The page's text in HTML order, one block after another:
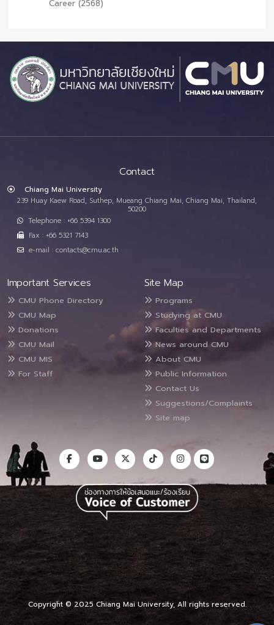
Career (2568)
Contact
Chiang Mai University
239 Huay Kaew Road, Suthep, Mueang Chiang Mai, Chiang Mai, Thailand,
50200
Telephone : +66 5394 1300
Fax : +66 5321 7143
e-mail : contacts@cmu.ac.th
Important Services
CMU Phone Directory
CMU Map
Donations
CMU Mail
CMU MIS
For Staff
Site Map
Programs
Studying at CMU
Faculties and Departments
News around CMU
About CMU
Public Information
Contact Us
Suggestions/Complaints
Site map
Copyright © 2025 Chiang Mai University, All rights reserved.